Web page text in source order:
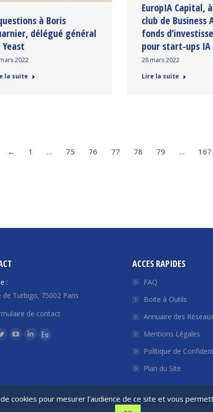
cookies pour mesurer l’audience de ce site et vous
EuropIA Capital,
club de Business
fonds
pour start-ups IA
28 mars 2022
Lire la suite
à Boris
délégué général
Yeast
2022
la suite
← 1 … 75 76 77 78 79 … 167
:
de Turbigo, 75002 Paris
de contact
nous sur :
La
une
La
une
La
une
La
une
ACCES RAPIDES
FAQ
Boite à Outils
Annuaire des
Mentions Légales
Politique de
Plan du Site